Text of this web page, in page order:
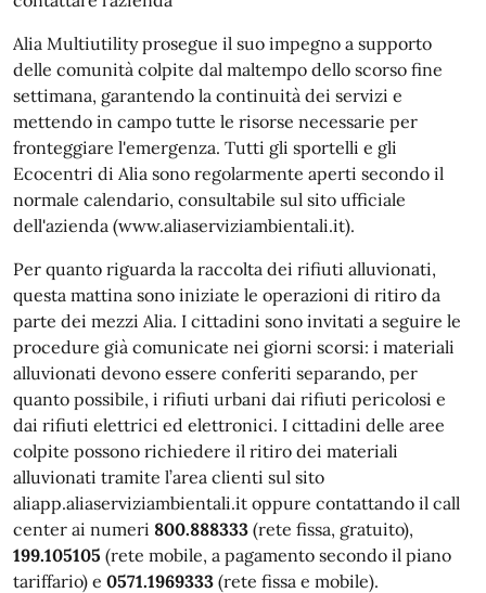
Alia Multiutility prosegue il suo impegno a supporto
delle comunità colpite dal maltempo dello scorso fine
settimana, garantendo la continuità dei servizi e
mettendo in campo tutte le risorse necessarie per
fronteggiare l'emergenza. Tutti gli sportelli e gli
Ecocentri di Alia sono regolarmente aperti secondo il
normale calendario, consultabile sul sito ufficiale
dell'azienda (www.aliaserviziambientali.it).
Per quanto riguarda la raccolta dei rifiuti alluvionati,
questa mattina sono iniziate le operazioni di ritiro da
parte dei mezzi Alia. I cittadini sono invitati a seguire le
procedure già comunicate nei giorni scorsi: i materiali
alluvionati devono essere conferiti separando, per
quanto possibile, i rifiuti urbani dai rifiuti pericolosi e
dai rifiuti elettrici ed elettronici. I cittadini delle aree
colpite possono richiedere il ritiro dei materiali
alluvionati tramite l’area clienti sul sito
aliapp.aliaserviziambientali.it oppure contattando il call
center ai numeri 800.888333 (rete fissa, gratuito),
199.105105 (rete mobile, a pagamento secondo il piano
tariffario) e 0571.1969333 (rete fissa e mobile).